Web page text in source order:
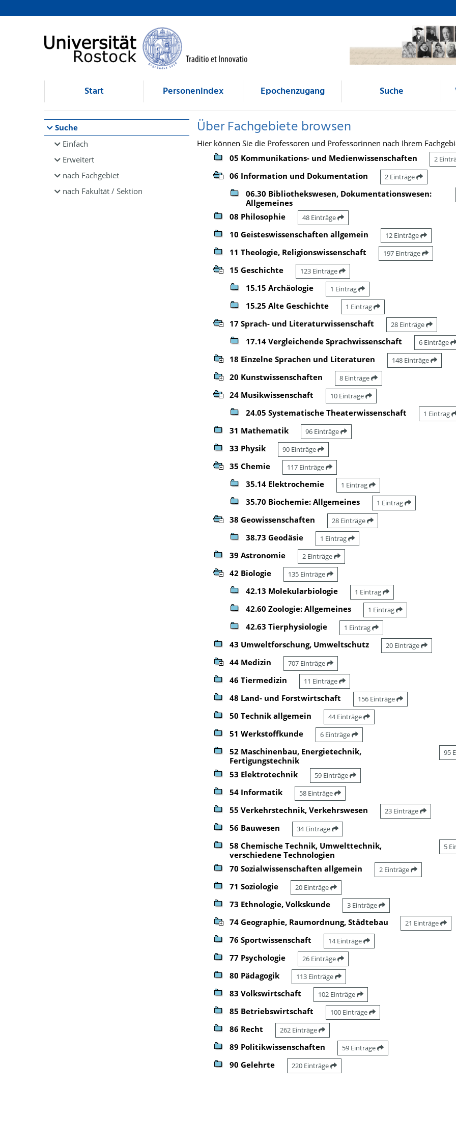
Browsen
direkt zum Inhalt
Start Personenindex Epochenzugang Suche
Suche
Einfach
Erweitert
nach Fachgebiet
nach Fakultät / Sektion
Über Fachgebiete browsen
Hier können Sie die Professoren und Professorinnen nach Ihrem
05 Kommunikations- und Medienwissenschaften
2
06 Information und Dokumentation 2 Einträge
06.30 Bibliothekswesen, Dokumentationswesen:
Allgemeines
08 Philosophie 48 Einträge
10 Geisteswissenschaften allgemein 12 Einträge
11 Theologie, Religionswissenschaft 197 Einträge
15 Geschichte 123 Einträge
15.15 Archäologie 1 Eintrag
15.25 Alte Geschichte 1 Eintrag
17 Sprach- und Literaturwissenschaft 28 Einträge
17.14 Vergleichende Sprachwissenschaft 6 Einträge
18 Einzelne Sprachen und Literaturen 148 Einträge
20 Kunstwissenschaften 8 Einträge
24 Musikwissenschaft 10 Einträge
24.05 Systematische Theaterwissenschaft 1 Eintrag
31 Mathematik 96 Einträge
33 Physik 90 Einträge
35 Chemie 117 Einträge
35.14 Elektrochemie 1 Eintrag
35.70 Biochemie: Allgemeines 1 Eintrag
38 Geowissenschaften 28 Einträge
38.73 Geodäsie 1 Eintrag
39 Astronomie 2 Einträge
42 Biologie 135 Einträge
42.13 Molekularbiologie 1 Eintrag
42.60 Zoologie: Allgemeines 1 Eintrag
42.63 Tierphysiologie 1 Eintrag
43 Umweltforschung, Umweltschutz 20 Einträge
44 Medizin 707 Einträge
46 Tiermedizin 11 Einträge
48 Land- und Forstwirtschaft 156 Einträge
50 Technik allgemein 44 Einträge
51 Werkstoffkunde 6 Einträge
52 Maschinenbau, Energietechnik,
Fertigungstechnik
95
53 Elektrotechnik 59 Einträge
54 Informatik 58 Einträge
55 Verkehrstechnik, Verkehrswesen 23 Einträge
56 Bauwesen 34 Einträge
58 Chemische Technik, Umwelttechnik,
verschiedene Technologien
5
70 Sozialwissenschaften allgemein 2 Einträge
71 Soziologie 20 Einträge
73 Ethnologie, Volkskunde 3 Einträge
74 Geographie, Raumordnung, Städtebau 21 Einträge
76 Sportwissenschaft 14 Einträge
77 Psychologie 26 Einträge
80 Pädagogik 113 Einträge
83 Volkswirtschaft 102 Einträge
85 Betriebswirtschaft 100 Einträge
86 Recht 262 Einträge
89 Politikwissenschaften 59 Einträge
90 Gelehrte 220 Einträge